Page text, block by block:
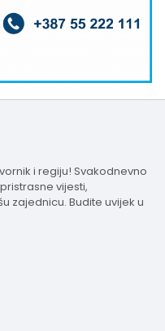
i regiju! Svakodnevno
vijesti,
zajednicu. Budite uvijek u